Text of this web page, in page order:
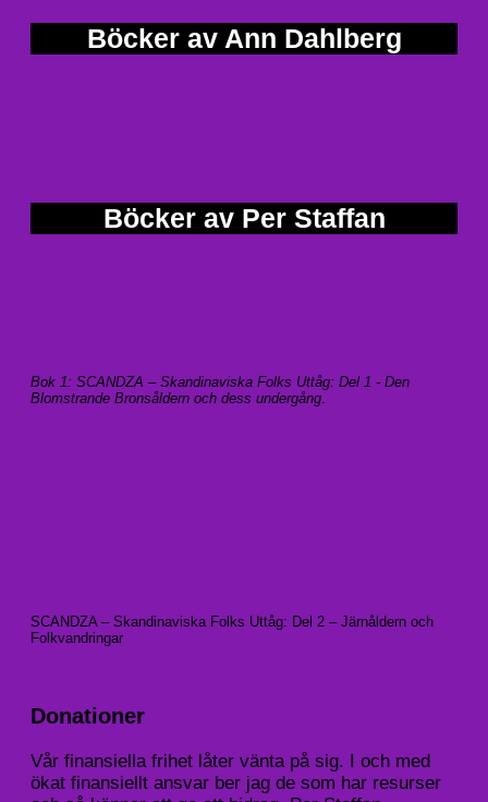
Böcker av Ann Dahlberg
Böcker av Per Staffan
Bok 1: SCANDZA – Skandinaviska Folks Uttåg: Del 1 - Den
Blomstrande Bronsåldern och dess undergång.
SCANDZA – Skandinaviska Folks Uttåg: Del 2 – Järnåldern och
Folkvandringar
Donationer
Vår finansiella frihet låter vänta på sig. I och med
ökat finansiellt ansvar ber jag de som har resurser